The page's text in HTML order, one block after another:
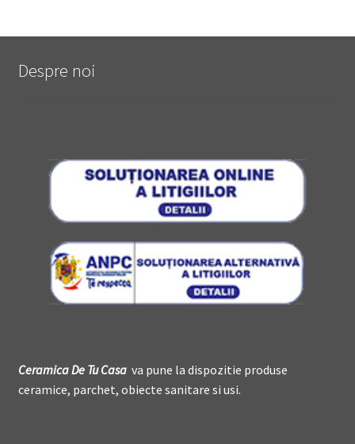
Despre noi
Ceramica DeTu Casava pune la dispozitie produse
ceramice, parchet, obiecte sanitare si usi.